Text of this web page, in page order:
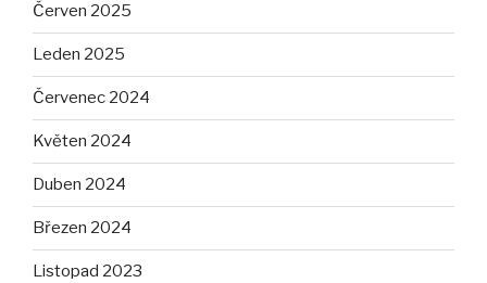
Červen 2025
Leden 2025
Červenec 2024
Květen 2024
Duben 2024
Březen 2024
Listopad 2023